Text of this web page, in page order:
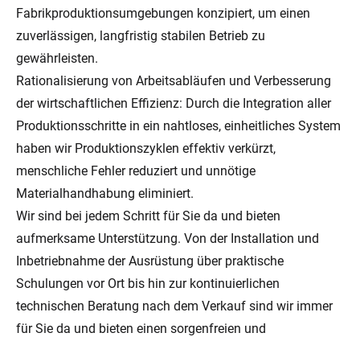
Fabrikproduktionsumgebungen konzipiert, um einen
zuverlässigen, langfristig stabilen Betrieb zu
gewährleisten.
Rationalisierung von Arbeitsabläufen und Verbesserung
der wirtschaftlichen Effizienz: Durch die Integration aller
Produktionsschritte in ein nahtloses, einheitliches System
haben wir Produktionszyklen effektiv verkürzt,
menschliche Fehler reduziert und unnötige
Materialhandhabung eliminiert.
Wir sind bei jedem Schritt für Sie da und bieten
aufmerksame Unterstützung. Von der Installation und
Inbetriebnahme der Ausrüstung über praktische
Schulungen vor Ort bis hin zur kontinuierlichen
technischen Beratung nach dem Verkauf sind wir immer
für Sie da und bieten einen sorgenfreien und